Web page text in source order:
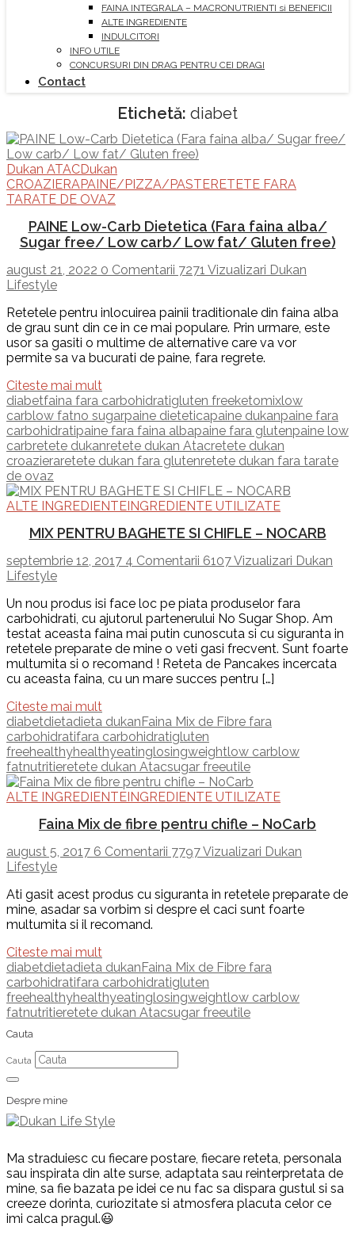
FAINA INTEGRALA – MACRONUTRIENTI si BENEFICII
ALTE INGREDIENTE
INDULCITORI
INFO UTILE
CONCURSURI DIN DRAG PENTRU CEI DRAGI
Contact
Etichetă: diabet
Dukan ATACDukan
CROAZIERAPAINE/PIZZA/PASTERETETE FARA
TARATE DE OVAZ
PAINE Low-Carb Dietetica (Fara faina alba/
Sugar free/ Low carb/ Low fat/ Gluten free)
august 21, 2022 0 Comentarii 7271 Vizualizari Dukan
Lifestyle
Retetele pentru inlocuirea painii traditionale din faina alba
de grau sunt din ce in ce mai populare. Prin urmare, este
usor sa gasiti o multime de alternative care va vor
permite sa va bucurati de paine, fara regrete.
Citeste mai mult
diabetfaina fara carbohidratigluten freeketomixlow
carblow fatno sugarpaine dieteticapaine dukanpaine fara
carbohidratipaine fara faina albapaine fara glutenpaine low
carbretete dukanretete dukan Atacretete dukan
croazieraretete dukan fara glutenretete dukan fara tarate
de ovaz
ALTE INGREDIENTE INGREDIENTE UTILIZATE
MIX PENTRU BAGHETE SI CHIFLE – NOCARB
septembrie 12, 2017 4 Comentarii 6107 Vizualizari Dukan
Lifestyle
Un nou produs isi face loc pe piata produselor fara
carbohidrati, cu ajutorul partenerului No Sugar Shop. Am
testat aceasta faina mai putin cunoscuta si cu siguranta in
retetele preparate de mine o veti gasi frecvent. Sunt foarte
multumita si o recomand ! Reteta de Pancakes incercata
cu aceasta faina, cu un mare succes pentru […]
Citeste mai mult
diabetdietadieta dukanFaina Mix de Fibre fara
carbohidratifara carbohidratigluten
freehealthyhealthyeatinglosingweightlow carblow
fatnutritieretete dukan Atacsugar freeutile
ALTE INGREDIENTEINGREDIENTE UTILIZATE
Faina Mix de fibre pentru chifle – NoCarb
august 5, 2017 6 Comentarii 7797 Vizualizari Dukan
Lifestyle
Ati gasit acest produs cu siguranta in retetele preparate de
mine, asadar sa vorbim si despre el caci sunt foarte
multumita si il recomand.
Citeste mai mult
diabetdietadieta dukanFaina Mix de Fibre fara
carbohidratifara carbohidratigluten
freehealthyhealthyeatinglosingweightlow carblow
fatnutritieretete dukan Atacsugar freeutile
Cauta
Cauta
Despre mine
Ma straduiesc cu fiecare postare, fiecare reteta, personala
sau inspirata din alte surse, adaptata sau reinterpretata de
mine, sa fie bazata pe idei ce nu fac sa dispara gustul si sa
creeze dorinta, curiozitate si atmosfera placuta celor ce
imi calca pragul.😃